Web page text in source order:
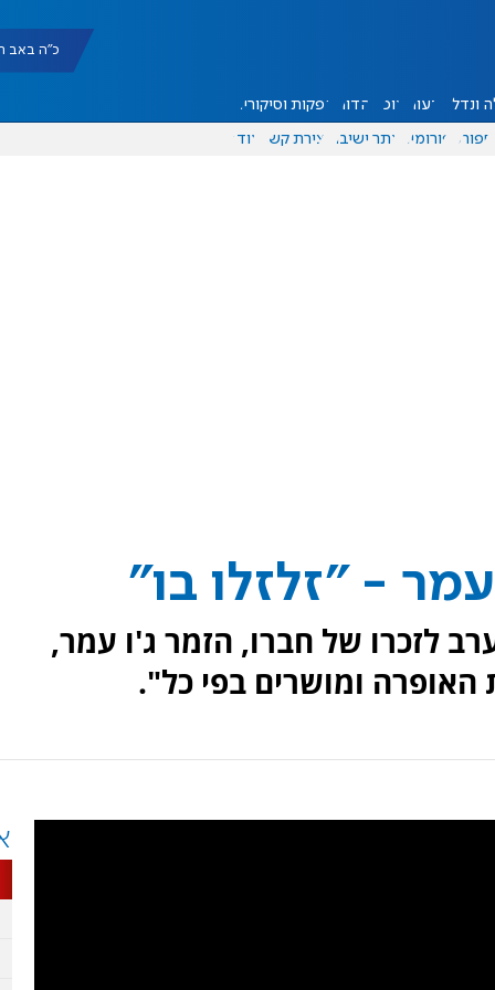
כ"ה באב תשפ"ו
ונדל"ן דעות אוכל יהדות הפקות וסיקורים
ספורט פורומים אתר ישיבה יצירת קשר עוד
לזכרו של חברו, הזמר ג'ו עמר,
האופרה ומושרים בפי כל".